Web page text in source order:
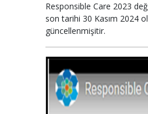
Responsible Care 2023
son tarihi 30 Kasım 2024
güncellenmişitir.